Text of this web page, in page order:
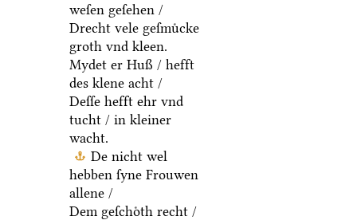
weſen geſehen /
Drecht vele geſmuͤcke
groth vnd kleen.
Mydet er Huß / hefft
des klene acht /
Deſſe hefft ehr vnd
tucht / in kleiner
wacht.
De nicht wel
hebben ſyne Frouwen
allene /
Dem geſchoͤth recht /